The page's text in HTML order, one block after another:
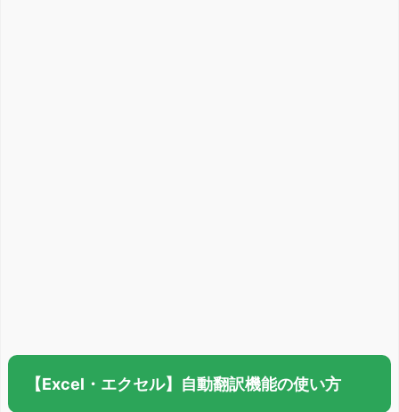
【Excel・エクセル】自動翻訳機能の使い方